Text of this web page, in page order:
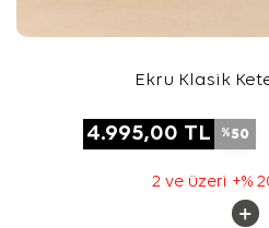
Ekru Klasik
4.995,00 TL %50
2 ve üzeri +%